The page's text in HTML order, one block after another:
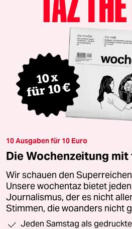
10 Ausgaben für 10 Euro
Die Wochenzeitung
Wir schauen den
Unsere wochentaz bietet
Journalismus, der es nicht
Stimmen, die woanders nicht
Jeden Samstag als